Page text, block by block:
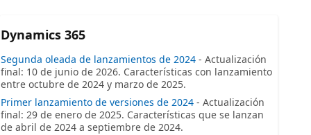
Dynamics 365
Segunda oleada de lanzamientos de 2024 - Actualización
final: 10 de junio de 2026. Características con lanzamiento
entre octubre de 2024 y marzo de 2025.
Primer lanzamiento de versiones de 2024 - Actualización
final: 29 de enero de 2025. Características que se lanzan
de abril de 2024 a septiembre de 2024.